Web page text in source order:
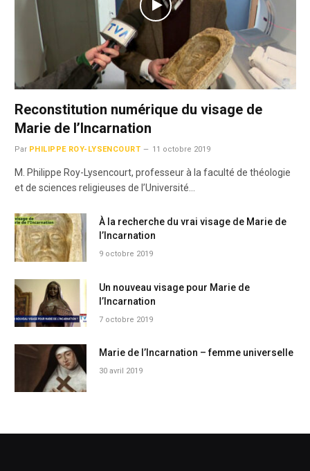
Reconstitution numérique du visage de
Marie de l’Incarnation
Par PHILIPPE ROY-LYSENCOURT 11 octobre 2019
M. Philippe Roy-Lysencourt, professeur à la faculté de théologie
et de sciences religieuses de l’Université…
À la recherche du vrai visage de Marie de
l’Incarnation
9 octobre 2019
Un nouveau visage pour Marie de
l’Incarnation
7 octobre 2019
Marie de l’Incarnation – femme universelle
30 avril 2019